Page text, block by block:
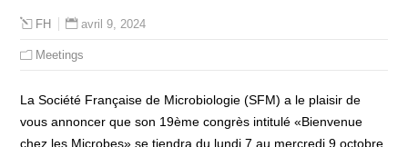
FH avril 9, 2024
Meetings
La Société Française de Microbiologie (SFM) a le plaisir de
vous annoncer que son 19ème congrès intitulé «Bienvenue
chez les Microbes» se tiendra du lundi 7 au mercredi 9 octobre